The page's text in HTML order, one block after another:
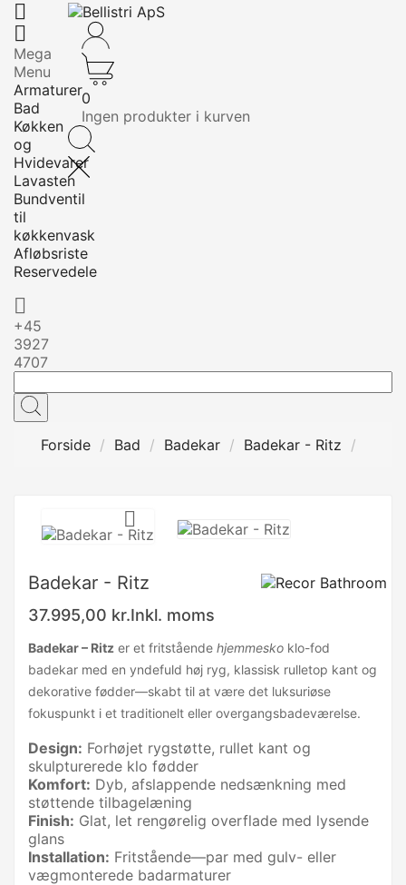


Mega
Menu
Armaturer
Bad
Køkken
og
Hvidevarer
Lavasten
Bundventil
til
køkkenvask
Afløbsriste
Reservedele

+45
3927
4707
0
Ingen produkter i kurven
Forside Bad Badekar Badekar - Ritz

Badekar - Ritz
37.995,00 kr.Inkl. moms
Badekar – Ritz er et fritstående hjemmesko klo-fod
badekar med en yndefuld høj ryg, klassisk rulletop kant og
dekorative fødder—skabt til at være det luksuriøse
fokuspunkt i et traditionelt eller overgangsbadeværelse.
Design: Forhøjet rygstøtte, rullet kant og
skulpturerede klo fødder
Komfort: Dyb, afslappende nedsænkning med
støttende tilbagelæning
Finish: Glat, let rengørelig overflade med lysende
glans
Installation: Fritstående—par med gulv- eller
vægmonterede badarmaturer